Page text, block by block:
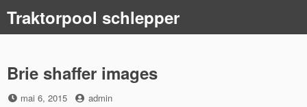
content
Traktorpool schlepper
Brie shaffer images
Posted
mai 6, 2015 by
admin